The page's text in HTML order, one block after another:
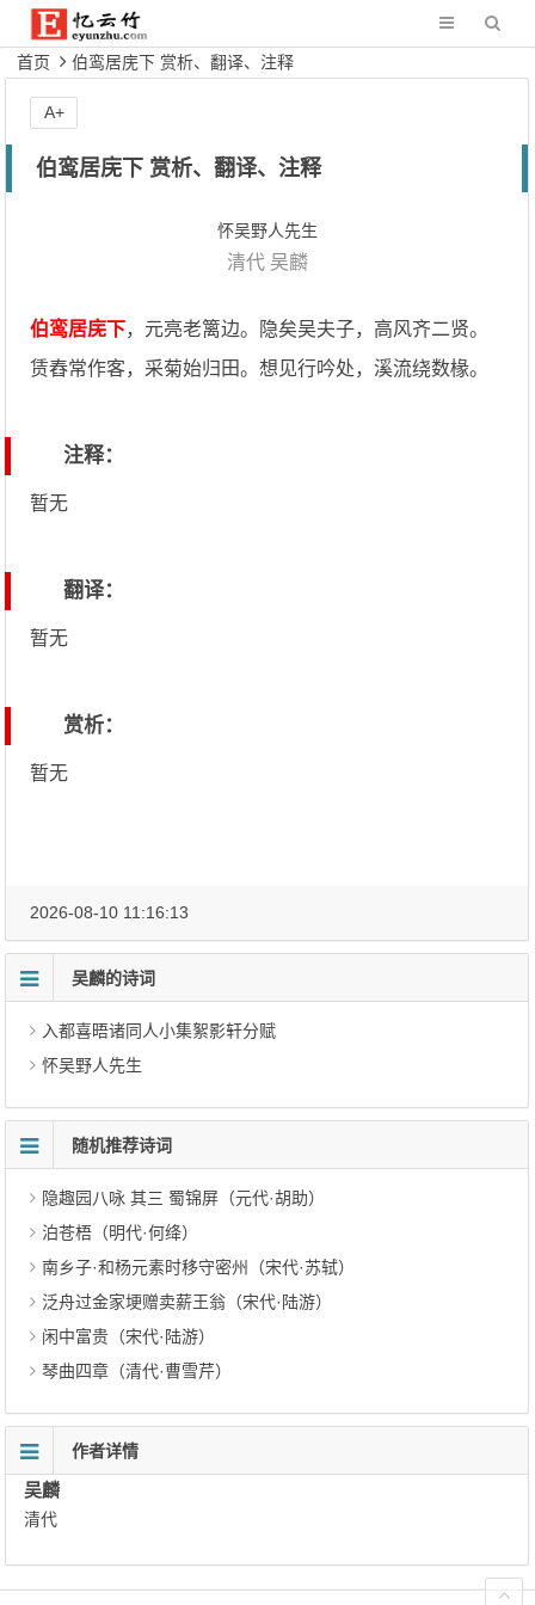
首页 伯鸾居庑下 赏析、翻译、注释
伯鸾居庑下 赏析、翻译、注释
怀吴野人先生
清代 吴麟
伯鸾居庑下，元亮老篱边。隐矣吴夫子，高风齐二贤。
赁舂常作客，采菊始归田。想见行吟处，溪流绕数椽。
注释：
暂无
翻译：
暂无
赏析：
暂无
A+
2026-08-10 11:16:13
吴麟的诗词
入都喜晤诸同人小集絮影轩分赋
怀吴野人先生
随机推荐诗词
隐趣园八咏 其三 蜀锦屏（元代·胡助）
泊苍梧（明代·何绛）
南乡子·和杨元素时移守密州（宋代·苏轼）
泛舟过金家埂赠卖薪王翁（宋代·陆游）
闲中富贵（宋代·陆游）
琴曲四章（清代·曹雪芹）
作者详情
吴麟
清代